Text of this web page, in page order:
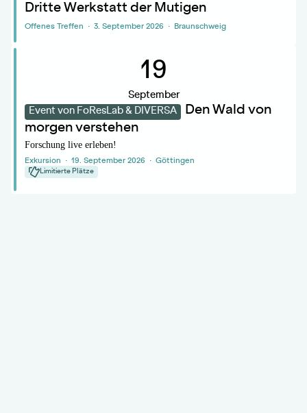
Dritte Werkstatt der Mutigen
Offenes Treffen · 3. September 2026 · Braunschweig
19
September
Event von FoResLab & DIVERSA
Den Wald von
morgen verstehen
Forschung live erleben!
Exkursion · 19. September 2026 · Göttingen
Limitierte Plätze